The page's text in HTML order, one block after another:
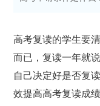
高考复读的学生要
而已，复读一年就
自己决定好是否复
效提高高考复读成